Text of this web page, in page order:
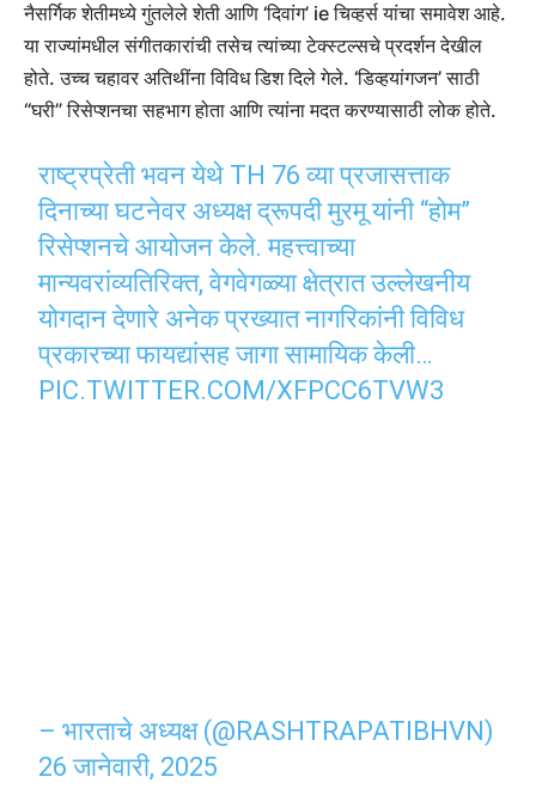
नैसर्गिक शेतीमध्ये गुंतलेले शेती आणि ‘दिवांग’ ie चिव्हर्स यांचा समावेश आहे.
या राज्यांमधील संगीतकारांची तसेच त्यांच्या टेक्स्टल्सचे प्रदर्शन देखील
होते. उच्च चहावर अतिथींना विविध डिश दिले गेले. ‘डिव्हयांगजन’ साठी
“घरी” रिसेप्शनचा सहभाग होता आणि त्यांना मदत करण्यासाठी लोक होते.
राष्ट्रप्रेती भवन येथे TH 76 व्या प्रजासत्ताक
दिनाच्या घटनेवर अध्यक्ष द्रूपदी मुरमू यांनी “होम”
रिसेप्शनचे आयोजन केले. महत्त्वाच्या
मान्यवरांव्यतिरिक्त, वेगवेगळ्या क्षेत्रात उल्लेखनीय
योगदान देणारे अनेक प्रख्यात नागरिकांनी विविध
प्रकारच्या फायद्यांसह जागा सामायिक केली…
PIC.TWITTER.COM/XFPCC6TVW3
– भारताचे अध्यक्ष (@RASHTRAPATIBHVN)
26 जानेवारी, 2025